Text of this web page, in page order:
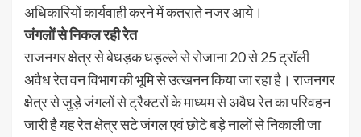
अधिकारियों कार्यवाही करने में कतराते नजर आये।
जंगलों से निकल रही रेत
राजनगर क्षेत्र से बेधड़क धड़ल्ले से रोजाना 20 से 25 ट्रॉली
अवैध रेत वन विभाग की भूमि से उत्खनन किया जा रहा है। राजनगर
क्षेत्र से जुड़े जंगलों से ट्रैक्टरों के माध्यम से अवैध रेत का परिवहन
जारी है यह रेत क्षेत्र सटे जंगल एवं छोटे बड़े नालों से निकाली जा